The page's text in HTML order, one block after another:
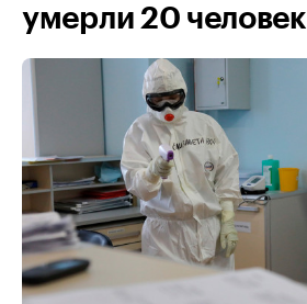
умерли 20 человек